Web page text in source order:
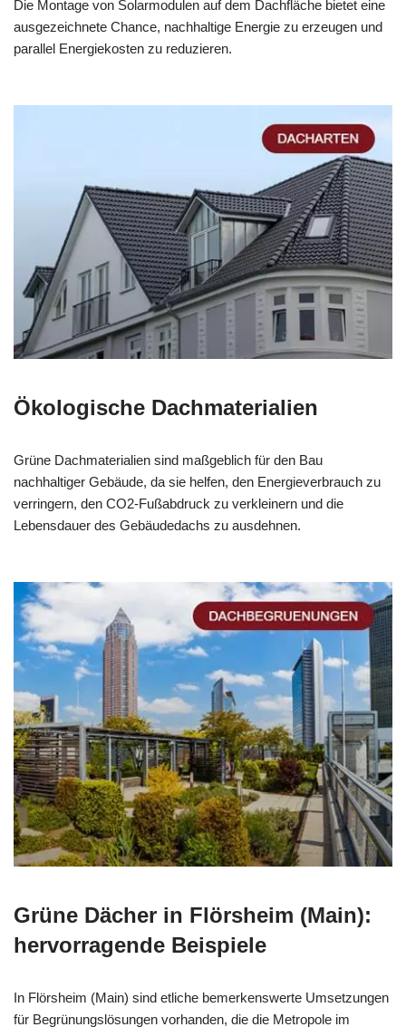
Die Montage von Solarmodulen auf dem Dachfläche bietet eine
ausgezeichnete Chance, nachhaltige Energie zu erzeugen und
parallel Energiekosten zu reduzieren.
Ökologische Dachmaterialien
Grüne Dachmaterialien sind maßgeblich für den Bau
nachhaltiger Gebäude, da sie helfen, den Energieverbrauch zu
verringern, den CO2-Fußabdruck zu verkleinern und die
Lebensdauer des Gebäudedachs zu ausdehnen.
Grüne Dächer in Flörsheim (Main):
hervorragende Beispiele
In Flörsheim (Main) sind etliche bemerkenswerte Umsetzungen
für Begrünungslösungen vorhanden, die die Metropole im